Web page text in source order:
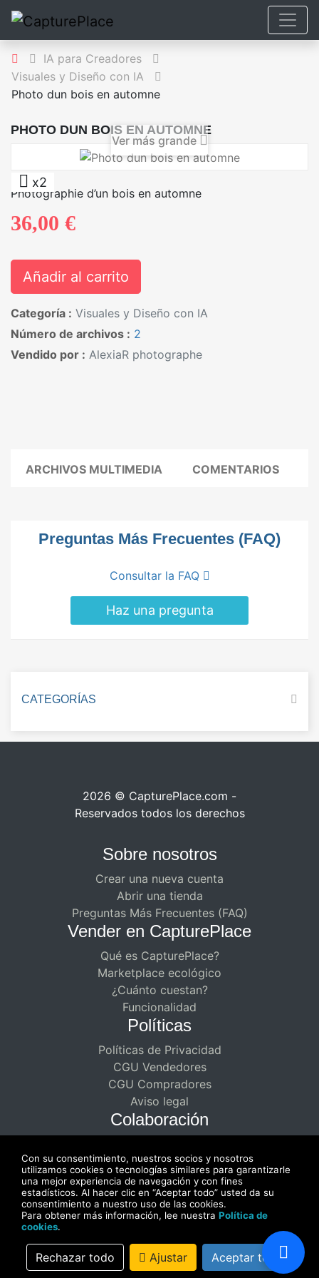
IA para Creadores
Visuales y Diseño con IA
Photo dun bois en automne
PHOTO DUN BOIS EN AUTOMNE
x2
Ver más grande
Photographie d’un bois en automne
36,00 €
Añadir al carrito
Categoría : Visuales y Diseño con IA
Número de archivos : 2
Vendido por : AlexiaR photographe
ARCHIVOS MULTIMEDIA COMENTARIOS
Preguntas Más Frecuentes (FAQ)
Consultar la FAQ
Haz una pregunta
CATEGORÍAS
2026 © CapturePlace.com -
Reservados todos los derechos
Sobre nosotros
Crear una nueva cuenta
Abrir una tienda
Preguntas Más Frecuentes (FAQ)
Vender en CapturePlace
Qué es CapturePlace?
Marketplace ecológico
¿Cuánto cuestan?
Funcionalidad
Políticas
Políticas de Privacidad
CGU Vendedores
CGU Compradores
Aviso legal
Colaboración
creadores
Disfrute de una colaboración de doble
pago
Con su consentimiento, nuestros socios y nosotros
utilizamos cookies o tecnologías similares para garantizarle
una mejor experiencia de navegación y con fines
estadísticos. Al hacer clic en “Aceptar todo” usted da su
consentimiento a nuestro uso de las cookies.
Para obtener más información, lee nuestra Política de
cookies.
Rechazar todo Ajustar Aceptar todo